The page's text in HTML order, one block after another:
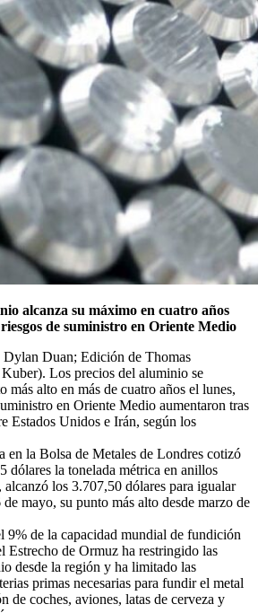
alcanza su máximo en cuatro años
de suministro en Oriente Medio
Duan; Edición de Thomas
Los precios del aluminio se
más alto en más de cuatro años el lunes,
en Oriente Medio aumentaron tras
Estados Unidos e Irán, según los
en la Bolsa de Metales de Londres cotizó
dólares la tonelada métrica en anillos
los 3.707,50 dólares para igualar
mayo, su punto más alto desde marzo de
9% de la capacidad mundial de fundición
Estrecho de Ormuz ha restringido las
desde la región y ha limitado las
primas necesarias para fundir el metal
de coches, aviones, latas de cerveza y